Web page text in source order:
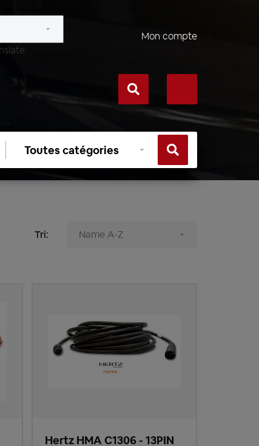
Mon compte
Sélectionner
catégorie
Tri:
Hertz HMA C1306 - 13PIN